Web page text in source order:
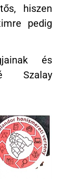
hiszen
pedig
és
Szalay